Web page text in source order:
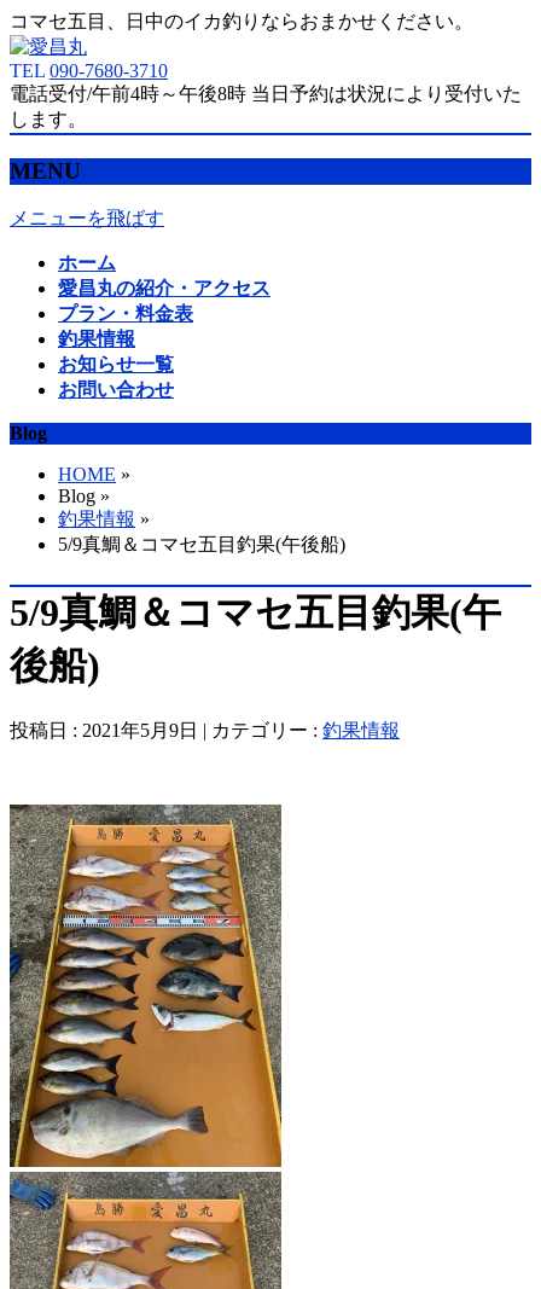
コマセ五目、日中のイカ釣りならおまかせください。
TEL 090-7680-3710
電話受付/午前4時～午後8時 当日予約は状況により受付いた
します。
MENU
メニューを飛ばす
ホーム
愛昌丸の紹介・アクセス
プラン・料金表
釣果情報
お知らせ一覧
お問い合わせ
Blog
HOME »
Blog »
釣果情報 »
5/9真鯛＆コマセ五目釣果(午後船)
5/9真鯛＆コマセ五目釣果(午
後船)
投稿日 : 2021年5月9日 | カテゴリー : 釣果情報